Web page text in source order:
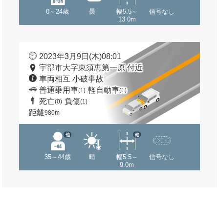
0～24歳 曇
幅5.5～
13.0m
信号なし
2023年3月9日(木)08:01
宇部市大字東須恵第一原 付近
車両相互 小破事故
普通乗用車(1) 軽自動車(1)
死亡(0) 負傷(1)
距離980m
35～44歳
他
晴
幅5.5～
9.0m
他
信号なし